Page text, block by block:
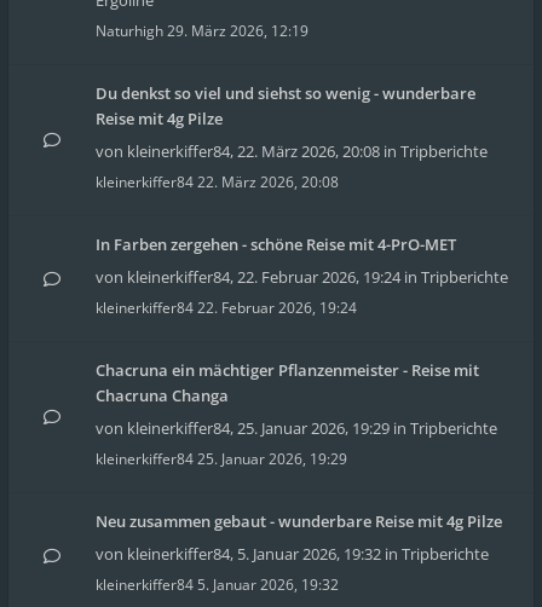
Naturhigh29. März 2026, 12:19
Du denkst so viel und siehst so wenig - wunderbare
Reise mit 4g Pilze
von kleinerkiffer84,22. März 2026, 20:08 in Tripberichte
kleinerkiffer8422. März 2026, 20:08
In Farben zergehen - schöne Reise mit 4-PrO-MET
von kleinerkiffer84,22. Februar 2026, 19:24in Tripberichte
kleinerkiffer8422. Februar 2026, 19:24
Chacruna ein mächtiger Pflanzenmeister - Reise mit
Chacruna Changa
von kleinerkiffer84,25. Januar 2026, 19:29 in Tripberichte
kleinerkiffer8425. Januar 2026, 19:29
Neu zusammen gebaut - wunderbare Reise mit 4g Pilze
von kleinerkiffer84, 5. Januar 2026, 19:32 in Tripberichte
kleinerkiffer84 5. Januar 2026, 19:32